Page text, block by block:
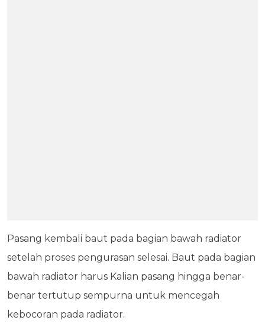
Pasang kembali baut pada bagian bawah radiator
setelah proses pengurasan selesai. Baut pada bagian
bawah radiator harus Kalian pasang hingga benar-
benar tertutup sempurna untuk mencegah
kebocoran pada radiator.